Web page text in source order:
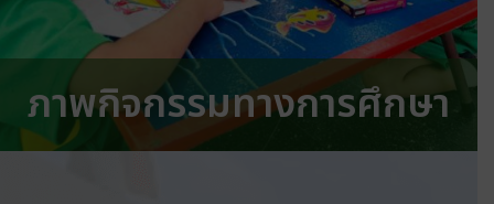
ภาพกิจกรรมทางการศึกษา